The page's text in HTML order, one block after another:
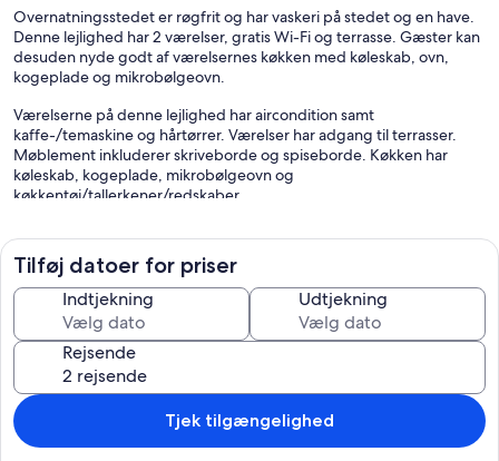
Overnatningsstedet er røgfrit og har vaskeri på stedet og en have.
Denne lejlighed har 2 værelser, gratis Wi-Fi og terrasse. Gæster kan
desuden nyde godt af værelsernes køkken med køleskab, ovn,
kogeplade og mikrobølgeovn.
Værelserne på denne lejlighed har aircondition samt
kaffe-/temaskine og hårtørrer. Værelser har adgang til terrasser.
Møblement inkluderer skriveborde og spiseborde. Køkken har
køleskab, kogeplade, mikrobølgeovn og
køkkentøj/tallerkener/redskaber.
komme på nettet via den gratis trådløse internetforbindelse
(hastighed: 100+ Mbit/s (godt til 1-2 personer eller op til 6
enheder)).
De aktiviteter, der er vist nedenfor, findes på stedet eller i
nærheden. Gebyrer kan forekomme.
Tilføj datoer for priser
Indtjekning Udtjekning
Rejsende
Tjek tilgængelighed